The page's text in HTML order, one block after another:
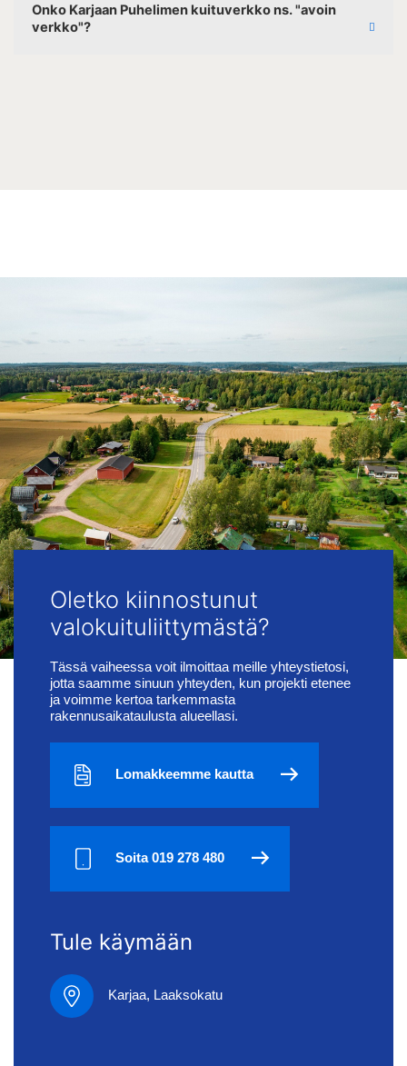
Onko Karjaan Puhelimen kuituverkko ns. "avoin
verkko"?
Oletko kiinnostunut
valokuituliittymästä?
Tässä vaiheessa voit ilmoittaa meille yhteystietosi,
jotta saamme sinuun yhteyden, kun projekti etenee
ja voimme kertoa tarkemmasta
rakennusaikataulusta alueellasi.
Lomakkeemme kautta
Soita 019 278 480
Tule käymään
Karjaa, Laaksokatu